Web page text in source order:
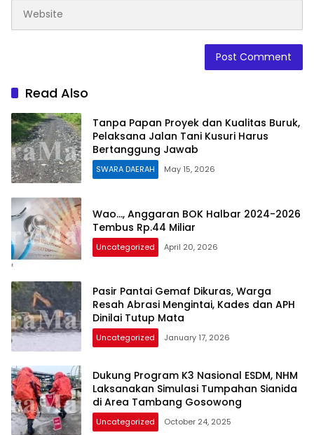
Read Also
Tanpa Papan Proyek dan Kualitas Buruk,
Pelaksana Jalan Tani Kusuri Harus
Bertanggung Jawab
SWARA DAERAH May 15, 2026
Wao…, Anggaran BOK Halbar 2024-2026
Tembus Rp.44 Miliar
Uncategorized April 20, 2026
Pasir Pantai Gemaf Dikuras, Warga
Resah Abrasi Mengintai, Kades dan APH
Dinilai Tutup Mata
Uncategorized January 17, 2026
Dukung Program K3 Nasional ESDM, NHM
Laksanakan Simulasi Tumpahan Sianida
di Area Tambang Gosowong
Uncategorized October 24, 2025